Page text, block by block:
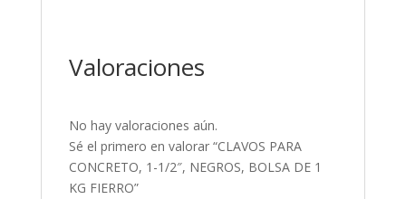
Valoraciones
No hay valoraciones aún.
Sé el primero en valorar “CLAVOS PARA
CONCRETO, 1-1/2″, NEGROS, BOLSA DE 1
KG FIERRO”